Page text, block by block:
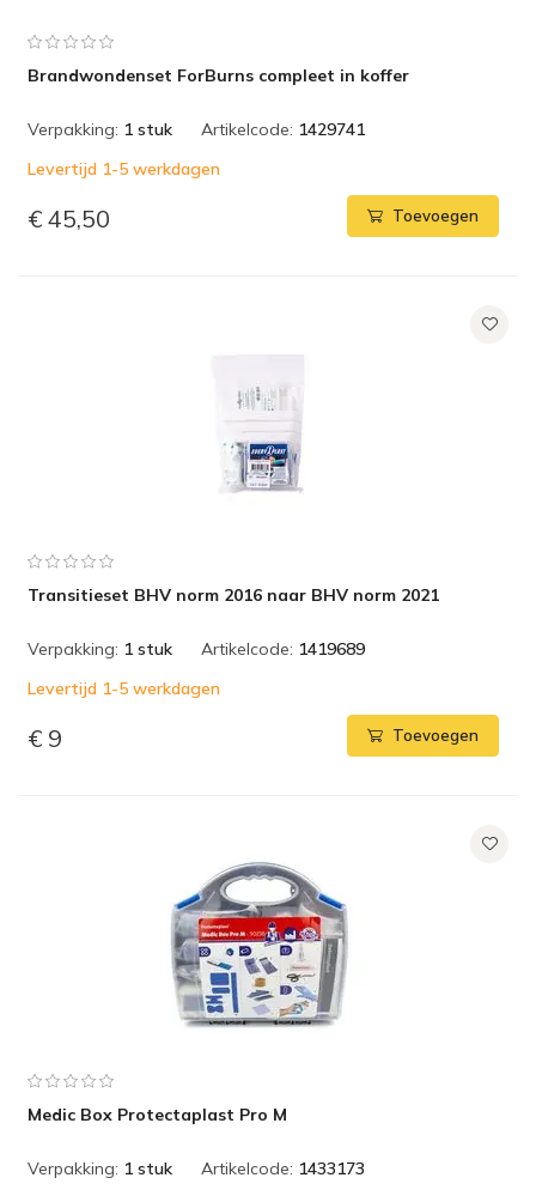
Brandwondenset ForBurns compleet in koffer
Verpakking: 1 stuk Artikelcode: 1429741
Levertijd 1-5 werkdagen
€ 45,50 Toevoegen
Transitieset BHV norm 2016 naar BHV norm 2021
Verpakking: 1 stuk Artikelcode: 1419689
Levertijd 1-5 werkdagen
€ 9 Toevoegen
Medic Box Protectaplast Pro M
Verpakking: 1 stuk Artikelcode: 1433173